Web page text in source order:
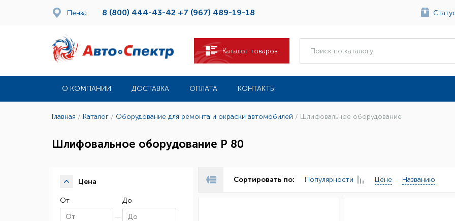
Пенза 8 (800) 444-43-42 +7 (967) 489-19-18
Каталог товаров
О КОМПАНИИ ДОСТАВКА ОПЛАТА КОНТАКТЫ
Главная / Каталог / Оборудование для ремонта и окраски автомобилей / Шлифовальное оборудование
Шлифовальное оборудование Р 80
Цена
От До
Сортировать по: Популярности Цене Названию